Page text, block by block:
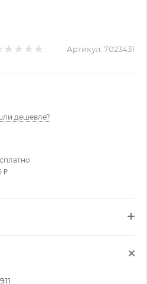
Артикул: 7023431
дешевле?
₽